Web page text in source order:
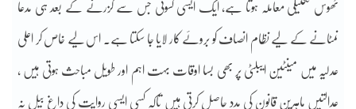
ٹھوس تکنیکی معاملہ ہوتا ہے، ایک ایسی کسوٹی جس سے گزرنے کے بعد ہی مدعا
نمٹانے کے لیے نظام انصاف کو بروئے کار لایا جا سکتا ہے۔ اس لیے خاص کر اعلی
عدلیہ میں مینٹین ایبلٹی پر بھی بسا اوقات بہت اہم اور طویل مباحث ہوتی ہیں ،
عدالتیں ماہرین قانون کی مدد حاصل کرتی ہیں تاکہ کسی ایسی روایت کی داغ بیل نہ